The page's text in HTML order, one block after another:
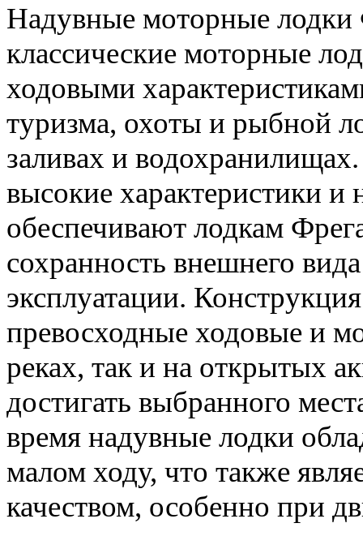
Надувные моторные лодки
классические моторные
ходовыми
туризма, охоты и рыбной
заливах и
высокие характеристики
обеспечивают лодкам
сохранность внешнего
эксплуатации.
превосходные ходовые и
реках, так и на открытых
достигать выбранного
время надувные лодки
малом ходу, что также
качеством, особенно при